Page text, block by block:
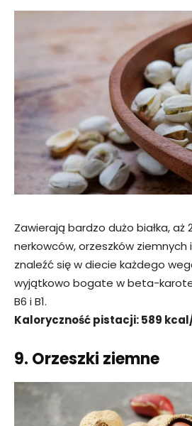
Zawierają bardzo dużo białka, aż
nerkowców, orzeszków ziemnych
znaleźć się w diecie każdego
wyjątkowo bogate w beta-
B6 i B1.
Kaloryczność pistacji: 589
9. Orzeszki ziemne